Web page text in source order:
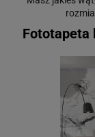
Fototapeta